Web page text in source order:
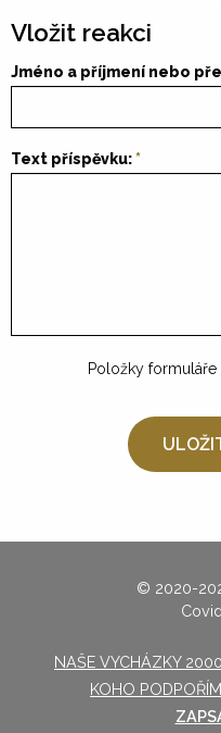
Vložit reakci
Jméno a příjmení nebo
Text příspěvku:
Položky
© 2020-
NAŠE VYCHÁZKY
KOHO